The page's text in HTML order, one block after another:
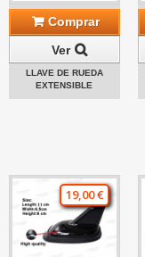
Comprar
Ver
LLAVE DE RUEDA
EXTENSIBLE
19,00 €